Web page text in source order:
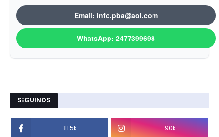
Email: info.pba@aol.com
WhatsApp: 2477399698
SEGUINOS
81.5k 90k